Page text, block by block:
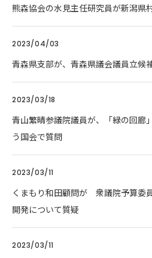
熊森協会の水見主任研究員が新潟県
2023/04/03
青森県支部が、青森県議会議員立候
2023/03/18
青山繁晴参議院議員が、「緑の回廊
う国会で質問
2023/03/11
くまもり和田顧問が 衆議院予算委
開発について質疑
2023/03/11